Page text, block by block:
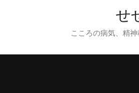
せ
こころの病気、精